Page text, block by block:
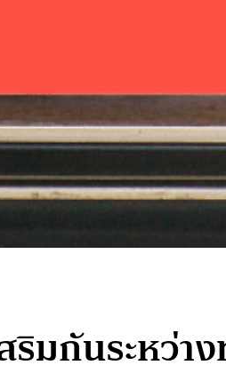
ริมกันระหว่